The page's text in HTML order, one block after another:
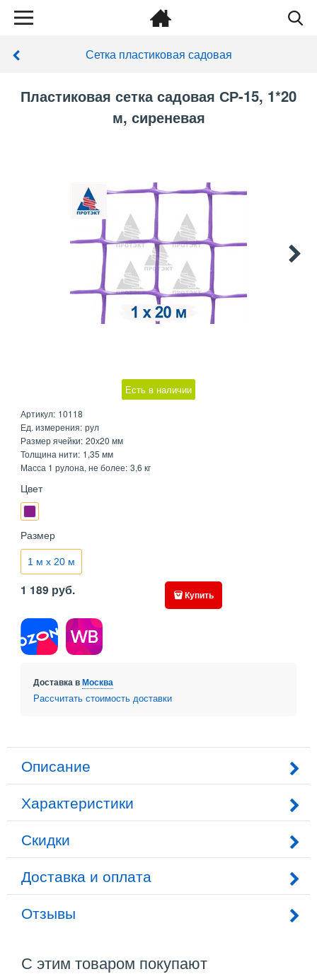
Сетка пластиковая садовая
Пластиковая сетка садовая СР-15, 1*20
м, сиреневая
Есть в наличии
Артикул: 10118
Ед. измерения: рул
Размер ячейки: 20х20 мм
Толщина нити: 1,35 мм
Масса 1 рулона, не более: 3,6 кг
Цвет
Размер
1 м х 20 м
1 189 руб. Купить
Доставка вМосква
Рассчитать стоимость доставки
Описание
Характеристики
Скидки
Доставка и оплата
Отзывы
С этим товаром покупают